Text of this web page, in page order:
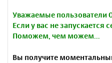
щ
е
и
Уважаемые пользователи
Если у вас не запускается
Поможем, чем можем...
Вы получите